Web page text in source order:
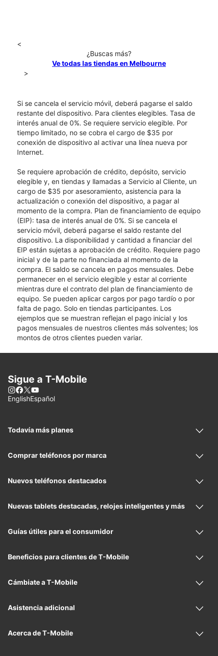
<
¿Buscas más?
Ve todas las tiendas en Melbourne
>
Si se cancela el servicio móvil, deberá pagarse el saldo
restante del dispositivo. Para clientes elegibles. Tasa de
interés anual de 0%. Se requiere servicio elegible. Por
tiempo limitado, no se cobra el cargo de $35 por
conexión de dispositivo al activar una línea nueva por
Internet.
Se requiere aprobación de crédito, depósito, servicio
elegible y, en tiendas y llamadas a Servicio al Cliente, un
cargo de $35 por asesoramiento, asistencia para la
actualización o conexión del dispositivo, a pagar al
momento de la compra. Plan de financiamiento de equipo
(EIP): tasa de interés anual de 0%. Si se cancela el
servicio móvil, deberá pagarse el saldo restante del
dispositivo. La disponibilidad y cantidad a financiar del
EIP están sujetas a aprobación de crédito. Requiere pago
inicial y de la parte no financiada al momento de la
compra. El saldo se cancela en pagos mensuales. Debe
permanecer en el servicio elegible y estar al corriente
mientras dure el contrato del plan de financiamiento de
equipo. Se pueden aplicar cargos por pago tardío o por
falta de pago. Solo en tiendas participantes. Los
ejemplos que se muestran reflejan el pago inicial y los
pagos mensuales de nuestros clientes más solventes; los
montos de otros clientes pueden variar.